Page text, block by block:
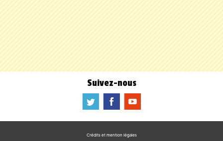
Suivez-nous
a b f
Crédits et mention légales